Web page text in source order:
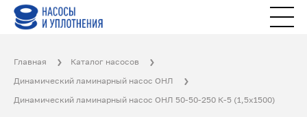
Главная
Каталог насосов
Динамический ламинарный насос ОНЛ
Динамический ламинарный насос ОНЛ 50-50-250 К-5 (1,5x1500)